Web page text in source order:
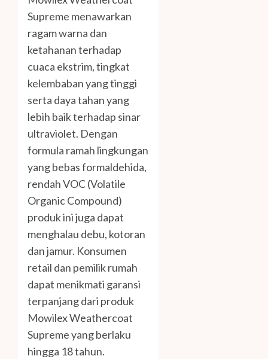
Supreme menawarkan
ragam warna dan
ketahanan terhadap
cuaca ekstrim, tingkat
kelembaban yang tinggi
serta daya tahan yang
lebih baik terhadap sinar
ultraviolet. Dengan
formula ramah lingkungan
yang bebas formaldehida,
rendah VOC (Volatile
Organic Compound)
produk ini juga dapat
menghalau debu, kotoran
dan jamur. Konsumen
retail dan pemilik rumah
dapat menikmati garansi
terpanjang dari produk
Mowilex Weathercoat
Supreme yang berlaku
hingga 18 tahun.